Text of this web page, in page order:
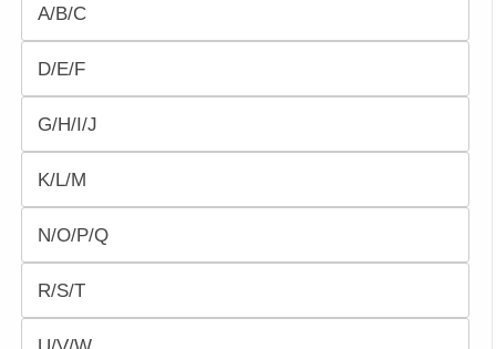
A/B/C
D/E/F
G/H/I/J
K/L/M
N/O/P/Q
R/S/T